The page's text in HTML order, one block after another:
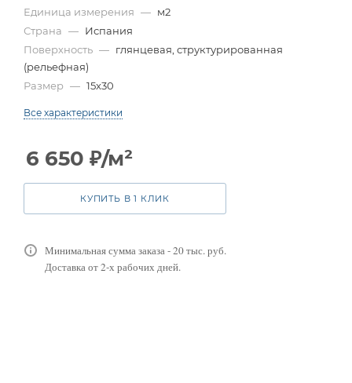
Единица измерения — м2
Страна — Испания
Поверхность — глянцевая, структурированная
(рельефная)
Размер — 15x30
Все характеристики
6 650 ₽/м²
КУПИТЬ В 1 КЛИК
Минимальная сумма заказа - 20 тыс. руб.
Доставка от 2-х рабочих дней.